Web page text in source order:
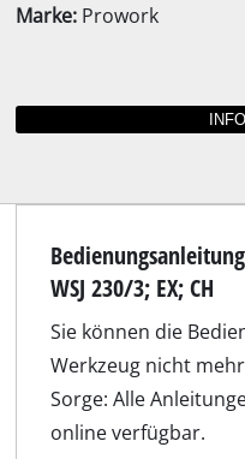
Marke: Prowork
WSJ 230/3; EX; CH
Sie können die
Werkzeug nicht
Sorge: Alle
online verfügbar.